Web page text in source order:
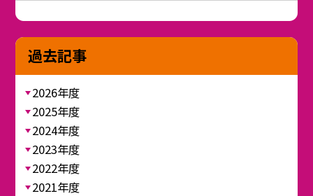
過去記事
2026年度
2025年度
2024年度
2023年度
2022年度
2021年度